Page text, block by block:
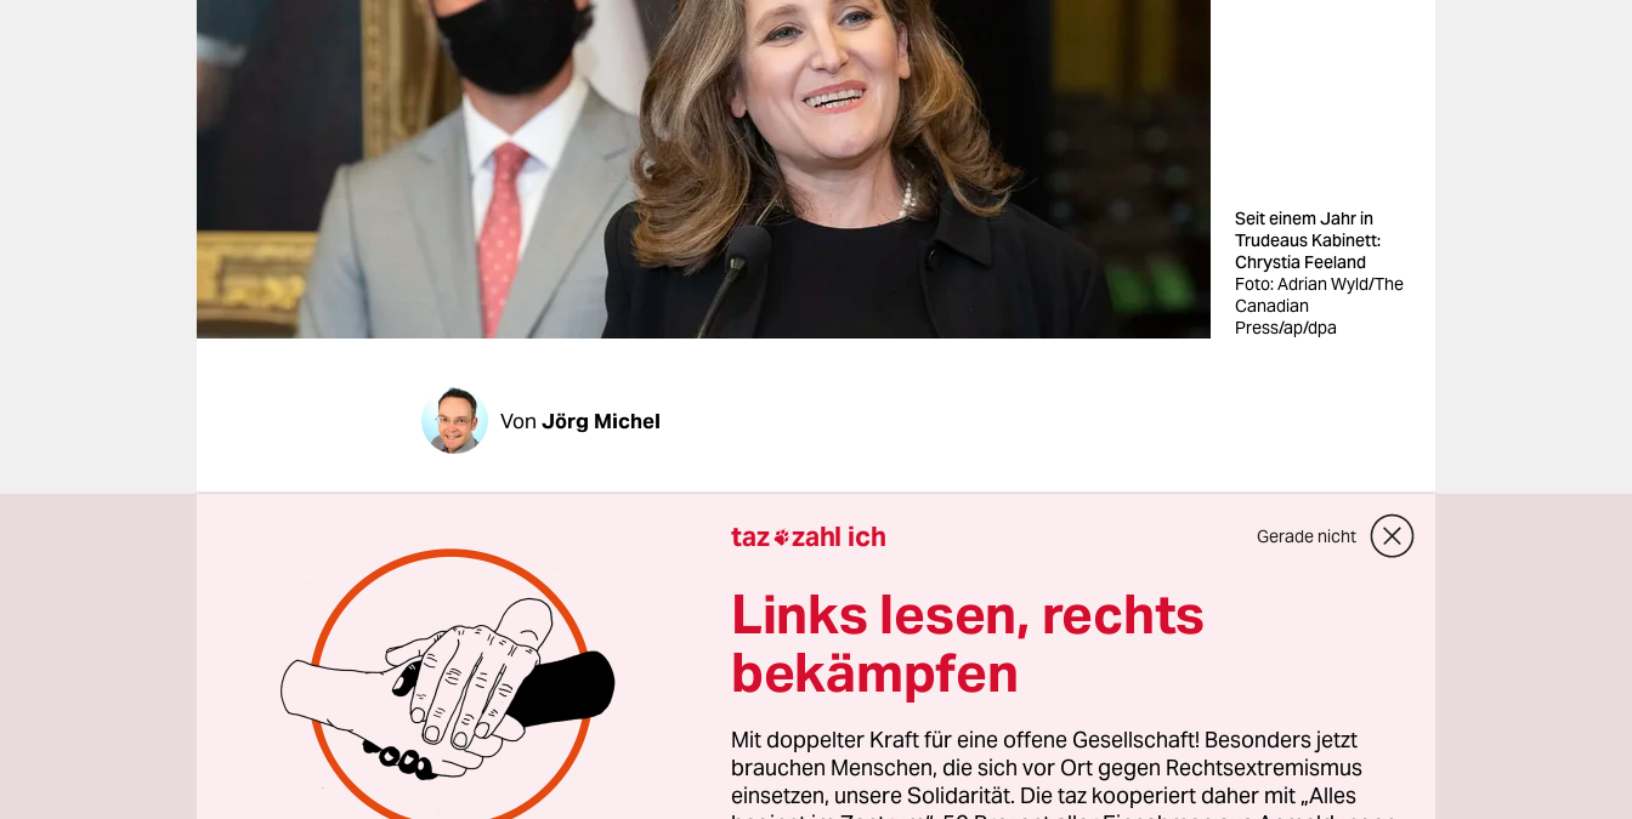
verlag
fragen & hilfe
unterstützen
abo
genossenschaft
Seit einem Jahr in
Trudeaus Kabinett:
Chrystia Feeland
Foto: Adrian Wyld/The
Canadian
Press/ap/dpa
Von Jörg Michel
„Es wurde höchste Zeit, dass wir diese gläserne Decke durchbrechen“,
sagte Chrystia Freeland auf die Frage einer Reporterin, wie man sich
als erste Frau an diesem Posten denn fühle.
Chrystia Freeland ist seit einem Jahr im Kabinett von Premierminister
Justin Trudeau dessen Stellvertreterin, davor war sie Außen- und
Handelsministerin, nun wird sie Finanzministerin. Sollte Trudeau
einmal über einen seiner notorischen Skandale stolpern, stünde sie als
Nachfolgerin bereit.
taz zahl ich Gerade nicht
Links lesen, rechts
bekämpfen
Mit doppelter Kraft für eine offene Gesellschaft! Besonders jetzt
brauchen Menschen, die sich vor Ort gegen Rechtsextremismus
einsetzen, unsere Solidarität. Die taz kooperiert daher mit „Alles